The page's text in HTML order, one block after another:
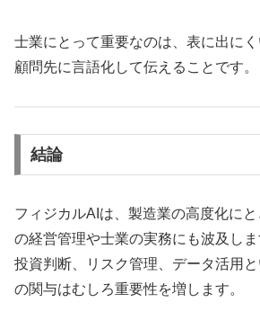
士業にとって重要なのは、表に出にく
顧問先に言語化して伝えることです。
結論
フィジカルAIは、製造業の高度化に
の経営管理や士業の実務にも波及しま
投資判断、リスク管理、データ活用
の関与はむしろ重要性を増します。